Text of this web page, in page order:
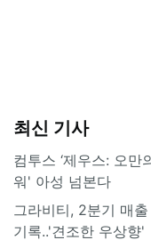
최신 기사
컴투스 ‘제우스: 오만
워' 아성 넘본다
그라비티, 2분기 매
기록..'견조한 우상향'